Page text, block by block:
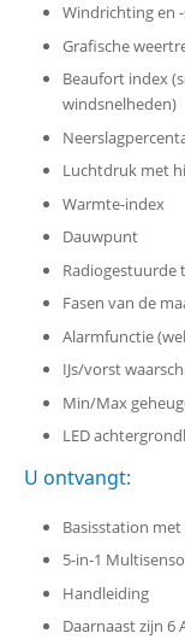
Windrichting en
Grafische
Beaufort index
windsnelheden)
Luchtdruk met
Warmte-index
Dauwpunt
Radiogestuurde
Fasen van de
Alarmfunctie
IJs/vorst
Min/Max
LED
U ontvangt:
Basisstation
5-in-1
Handleiding
Daarnaast zijn 6